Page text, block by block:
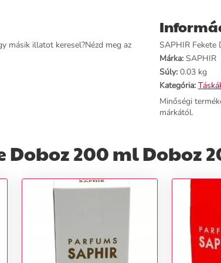
másik illatot keresel?Nézd meg az
SAPHIR Fekete
Márka:SAPHIR
Súly:0.03 kg
Kategória:
Minőségi
márkától.
Doboz 200 ml Doboz